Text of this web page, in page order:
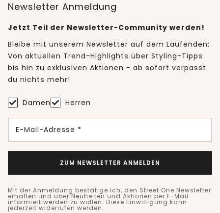
Newsletter Anmeldung
Jetzt Teil der Newsletter-Community werden!
Bleibe mit unserem Newsletter auf dem Laufenden:
Von aktuellen Trend-Highlights über Styling-Tipps
bis hin zu exklusiven Aktionen - ab sofort verpasst
du nichts mehr!
Damen Herren
E-Mail-Adresse *
ZUM NEWSLETTER ANMELDEN
Mit der Anmeldung bestätige ich, den Street One Newsletter
erhalten und über Neuheiten und Aktionen per E-Mail
informiert werden zu wollen. Diese Einwilligung kann
jederzeit widerrufen werden.